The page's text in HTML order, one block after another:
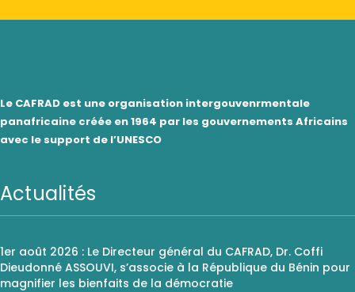
Le CAFRAD est une organisation intergouvenrmentale
panafricaine créée en 1964 par les gouvernements Africains
avec le support de l’UNESCO
Actualités
1er août 2026 : Le Directeur général du CAFRAD, Dr. Coffi
Dieudonné ASSOUVI, s’associe à la République du Bénin pour
magnifier les bienfaits de la démocratie